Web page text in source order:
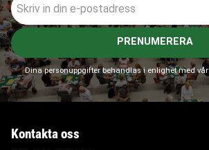
PRENUMERERA
Dina personuppgifter behandlas i enlighet med vår
Kontakta oss